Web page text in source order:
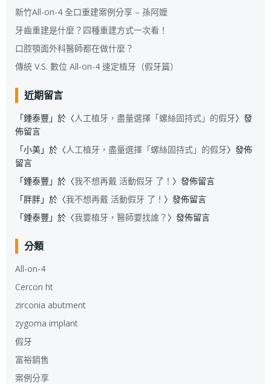
新竹All-on-4 全口重建案例分享 – 孫阿嬤
牙齒重建是什麼？四種重建方式一次看！
口腔顎面外科醫師都在做什麼？
傳統 V.S. 數位 All-on-4 速定植牙（假牙篇）
近期留言
「鍾泰豐 」於〈人工植牙，盡量選擇「螺絲固持式」的假牙〉發
佈留言
「小美」於〈人工植牙，盡量選擇「螺絲固持式」的假牙〉發佈
留言
「鍾泰豐 」於〈我不想再戴 活動假牙 了！ 〉發佈留言
「胖胖」於〈我不想再戴 活動假牙 了！ 〉發佈留言
「鍾泰豐 」於〈我要植牙，醫師要找誰？ 〉發佈留言
分類
All-on-4
Cercon ht
zirconia abutment
zygoma implant
假牙
富裕銷售
案例分享